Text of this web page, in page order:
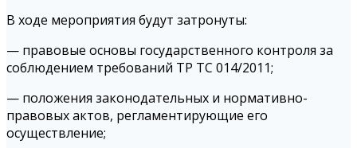
В ходе мероприятия будут затронуты:
— правовые основы государственного контроля за
соблюдением требований ТР ТС 014/2011;
— положения законодательных и нормативно-
правовых актов, регламентирующие его
осуществление;